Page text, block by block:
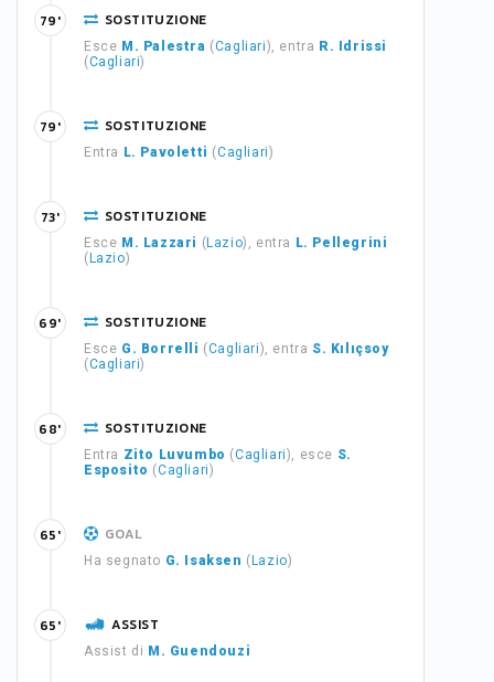
SOSTITUZIONE
Esce M. Palestra (Cagliari), entra R. Idrissi
(Cagliari)
79'
SOSTITUZIONE
Entra L. Pavoletti (Cagliari)
79'
SOSTITUZIONE
Esce M. Lazzari ( Lazio), entra
L. Pellegrini
( Lazio)
73'
SOSTITUZIONE
Esce G. Borrelli (Cagliari), entra S. Kılıçsoy
(Cagliari)
69'
SOSTITUZIONE
Entra Zito Luvumbo (Cagliari), esce S.
Esposito (Cagliari)
68'
GOAL
Ha segnato G. Isaksen ( Lazio)
65'
ASSIST
Assist di M. Guendouzi
65'